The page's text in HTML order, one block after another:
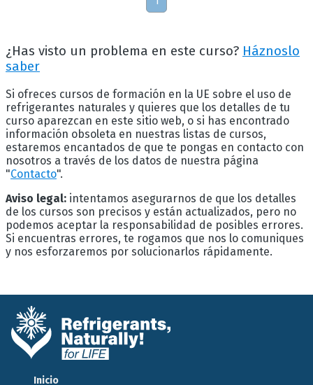
¿Has visto un problema en este curso? Háznoslo
saber
Si ofreces cursos de formación en la UE sobre el uso de
refrigerantes naturales y quieres que los detalles de tu
curso aparezcan en este sitio web, o si has encontrado
información obsoleta en nuestras listas de cursos,
estaremos encantados de que te pongas en contacto con
nosotros a través de los datos de nuestra página
"Contacto".
Aviso legal: intentamos asegurarnos de que los detalles
de los cursos son precisos y están actualizados, pero no
podemos aceptar la responsabilidad de posibles errores.
Si encuentras errores, te rogamos que nos lo comuniques
y nos esforzaremos por solucionarlos rápidamente.
Inicio